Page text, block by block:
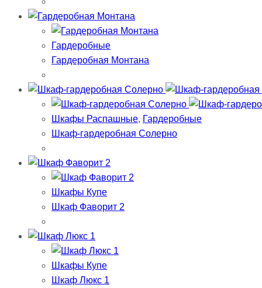
Гардеробные
Гардеробная Монтана
Шкафы Распашные, Гардеробные
Шкаф-гардеробная Солерно
Шкафы Купе
Шкаф Фаворит 2
Шкафы Купе
Шкаф Люкс 1